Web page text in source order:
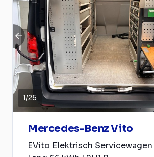
1/25
Mercedes-Benz Vito
EVito Elektrisch